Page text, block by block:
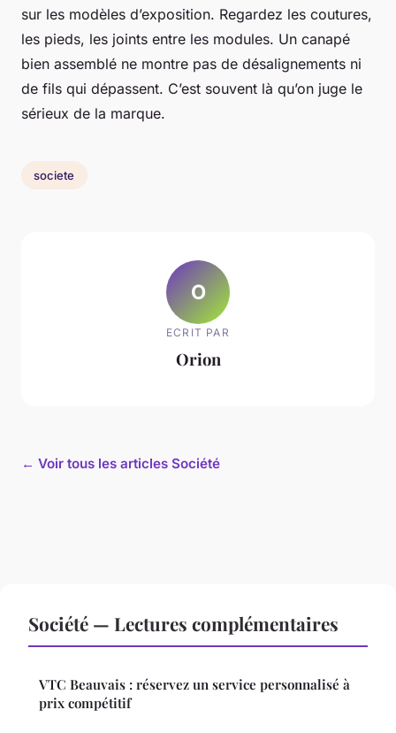
sur les modèles d’exposition. Regardez les coutures,
les pieds, les joints entre les modules. Un canapé
bien assemblé ne montre pas de désalignements ni
de fils qui dépassent. C’est souvent là qu’on juge le
sérieux de la marque.
societe
O
ECRIT PAR
Orion
← Voir tous les articles Société
Société — Lectures complémentaires
VTC Beauvais : réservez un service personnalisé à
prix compétitif